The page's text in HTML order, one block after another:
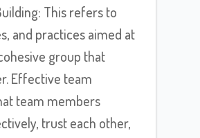
This refers to
and practices aimed at
group that
Effective team
team members
trust each other,